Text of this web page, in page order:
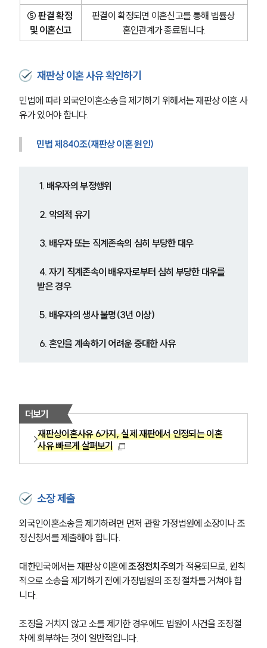
부소개
대륜의 강점
⑤ 판결 확정
및 이혼신고
판결이 확정되면 이혼신고를 통해 법률상
혼인관계가 종료됩니다.
재판상 이혼 사유 확인하기
민법에 따라 외국인이혼소송을 제기하기 위해서는 재판상 이혼 사
유가 있어야 합니다.
민법 제840조(재판상 이혼 원인)
1. 배우자의 부정행위
2. 악의적 유기
3. 배우자 또는 직계존속의 심히 부당한 대우
받은 경우
5. 배우자의 생사 불명(3년 이상)
6. 혼인을 계속하기 어려운 중대한 사유
더보기
재판상이혼사유 6가지, 실제 재판에서 인정되는 이혼
사유 빠르게 살펴보기
소장 제출
외국인이혼소송을 제기하려면 먼저 관할 가정법원에 소장이나 조
정신청서를 제출해야 합니다.
대한민국에서는 재판상 이혼에 조정전치주의가 적용되므로, 원칙
적으로 소송을 제기하기 전에 가정법원의 조정 절차를 거쳐야 합
니다.
조정을 거치지 않고 소를 제기한 경우에도 법원이 사건을 조정절
차에 회부하는 것이 일반적입니다.